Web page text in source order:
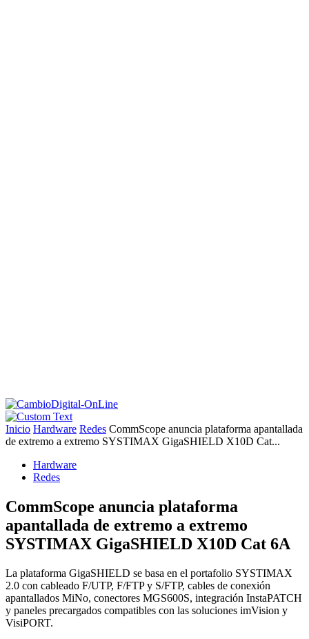
Inicio Hardware Redes CommScope anuncia plataforma apantallada
de extremo a extremo SYSTIMAX GigaSHIELD X10D Cat...
Hardware
Redes
CommScope anuncia plataforma
apantallada de extremo a extremo
SYSTIMAX GigaSHIELD X10D Cat 6A
La plataforma GigaSHIELD se basa en el portafolio SYSTIMAX
2.0 con cableado F/UTP, F/FTP y S/FTP, cables de conexión
apantallados MiNo, conectores MGS600S, integración InstaPATCH
y paneles precargados compatibles con las soluciones imVision y
VisiPORT.